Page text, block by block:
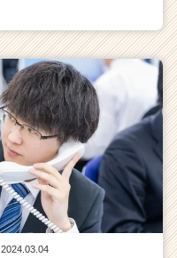
2024.03.04